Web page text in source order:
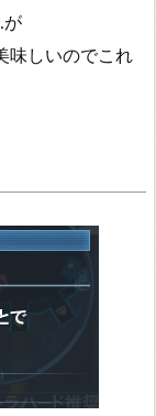
が
味しいのでこれ